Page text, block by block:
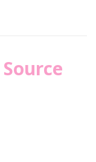
Source